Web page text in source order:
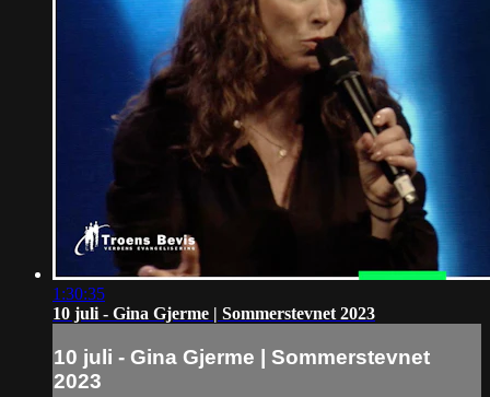
1:30:35
10 juli - Gina Gjerme | Sommerstevnet 2023
10 juli - Gina Gjerme | Sommerstevnet
2023